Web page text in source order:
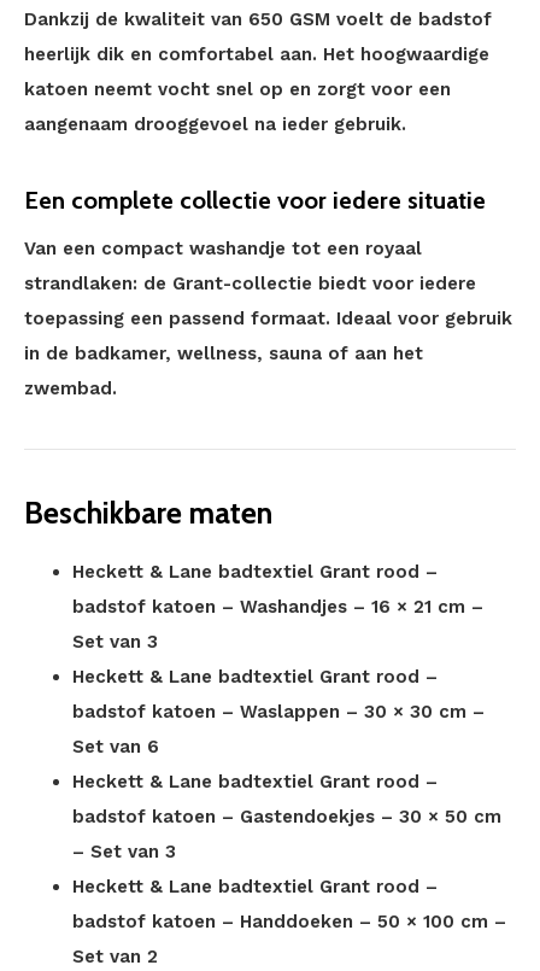
Dankzij de kwaliteit van 650 GSM voelt de badstof
heerlijk dik en comfortabel aan. Het hoogwaardige
katoen neemt vocht snel op en zorgt voor een
aangenaam drooggevoel na ieder gebruik.
Een complete collectie voor iedere situatie
Van een compact washandje tot een royaal
strandlaken: de Grant-collectie biedt voor iedere
toepassing een passend formaat. Ideaal voor gebruik
in de badkamer, wellness, sauna of aan het
zwembad.
Beschikbare maten
Heckett & Lane badtextiel Grant rood –
badstof katoen – Washandjes – 16 × 21 cm –
Set van 3
Heckett & Lane badtextiel Grant rood –
badstof katoen – Waslappen – 30 × 30 cm –
Set van 6
Heckett & Lane badtextiel Grant rood –
badstof katoen – Gastendoekjes – 30 × 50 cm
– Set van 3
Heckett & Lane badtextiel Grant rood –
badstof katoen – Handdoeken – 50 × 100 cm –
Set van 2